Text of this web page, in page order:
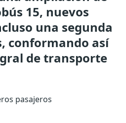
15, nuevos
una segunda
conformando así
de transporte
pasajeros